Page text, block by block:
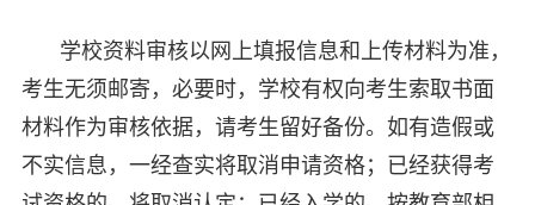
学校资料审核以网上填报信息和上传材料为准，
考生无须邮寄，必要时，学校有权向考生索取书面
材料作为审核依据，请考生留好备份。如有造假或
不实信息，一经查实将取消申请资格；已经获得考